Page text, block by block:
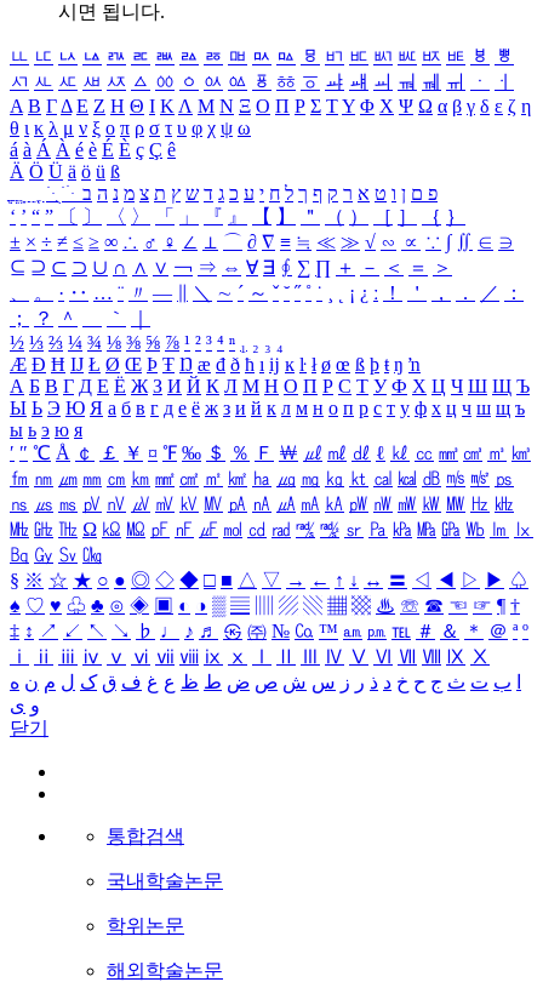
시면 됩니다.
ㅥ ㅦ ㅧ ㅨ ㅩ ㅪ ㅫ ㅬ ㅭ ㅮ ㅯ ㅰ ㅱ ㅲ ㅳ ㅴ ㅵ ㅶ ㅷ ㅸ
ㅹ
ㅺ ㅻ ㅼ ㅽ ㅾ ㅿ ㆀ ㆁ ㆂ ㆃ ㆄ ㆅ ㆆ ㆇ ㆈ ㆉ ㆊ ㆋ ㆌ ㆍ
ㆎ
Α Β ΓΔ Ε Ζ Η Θ Ι ΚΛ Μ Ν Ξ Ο Π Ρ Σ ΤΥ Φ Χ Ψ Ω α β γ δ ε ζ η
θ ι κ λ μ ν ξ ο π ρ σ τ υ φ χ ψ ω
á à Á À é è É È ç Ç ê
Ä Ö Ü ä ö ü ß
ִֶֹ ֻּ ׁׂ פ ם ן ו ט א ר ק ף ך ל ח י ע כ ג ד ש ץ ת צ מ נ ה ב
‘ ’ “ ” 〔 〕 〈 〉 「 」 『 』 【 】 ＂ （ ） ［ ］ ｛ ｝
± × ÷ ≠ ≤ ≥ ∞ ∴ ♂ ♀ ∠ ⊥ ⌒ ∂ ∇ ≡ ≒ ≪ ≫ √ ∽ ∝ ∵ ∫ ∬ ∈ ∋
⊆ ⊇ ⊂ ⊃ ∪ ∩ ∧ ∨ ￢ ⇒ ⇔ ∀ ∃ ∮ ∑ ∏ ＋ － ＜ ＝
＞
、
。 · ‥ … ¨ 〃 ― ＼ ∼ ´ ～ ˇ ˘ ˝ ˚ ˙ ¸ ¡ ¿ ː ！ ＇ ， ． ／
：
；
？ ＾ ｀
½ ⅓ ⅔ ¼ ¾ ⅛ ⅜ ⅝ ⅞ ¹ ² ³ ⁴ ⁿ ₁ ₂ ₃ ₄
Æ Ð Ħ Ĳ Ł Ø Œ Þ Ŧ Ŋ æ đ ð ħ ı ĳ ĸ ŀ ł ø œ ß þ ŧ ŋ ŉ
А Б В Г Д Е Ё Ж З И Й К Л М Н О П Р С Т У Ф Х Ц Ч Ш Щ Ъ
Ы Ь Э Ю Я а б в г д е ё ж з и й к л м н о п р с т у ф х ц ч ш щ ъ
ы ь э ю я
′ ″ ℃ Å ￠ ￡ ￥ ¤ ℉ ‰ ＄ ％ Ｆ ￦ ㎕ ㎖ ㎗ ℓ ㎘ ㏄ ㎣ ㎤ ㎥ ㎦
㎙ ㎚ ㎛ ㎜ ㎝ ㎞ ㎟ ㎠ ㎡ ㎢ ㏊ ㎍ ㎎ ㎏ ㏏ ㎈ ㎉ ㏈ ㎧ ㎨ ㎰
㎱ ㎲ ㎳ ㎴ ㎵ ㎶ ㎷ ㎸ ㎹ ㎀ ㎁ ㎂ ㎃ ㎄ ㎺ ㎻ ㎽ ㎾ ㎿ ㎐ ㎑
㎒ ㎓ ㎔ Ω ㏀ ㏁ ㎊ ㎋ ㎌ ㏖ ㏅ ㎭ ㎮ ㎯ ㏛ ㎩ ㎪ ㎫ ㎬ ㏝ ㏐
㏓
㏃ ㏉ ㏜ ㏆
§ ※ ☆ ★ ○ ● ◎ ◇ ◆ □ ■ △ ▽ → ← ↑ ↓ ↔ 〓 ◁ ◀ ▷ ▶ ♤
♠ ♡ ♥ ♧ ♣ ⊙ ◈ ▣ ◐ ◑ ▒ ▤ ▨ ▧ ▦ ▩ ♨ ☏ ☎ ☜ ☞ ¶ †
‡ ↕ ↗ ↙ ↖ ↘ ♭ ♩ ♪ ♬ ㉿ ㈜ № ㏇ ™ ㏂ ㏘ ℡ ＃ ＆ ＊ ＠ ª º
ⅰ
ⅱ ⅲ ⅳ ⅴ ⅵ ⅶ ⅷ ⅸ ⅹ Ⅳ Ⅴ Ⅵ Ⅶ Ⅷ Ⅸ Ⅹ
ب ت ث ج ح خ د ذ ر ز س ش ص ض ط ظ ع غ ف ق ک ل م ن ه
و ی
닫기
통합검색
국내학술논문
학위논문
해외학술논문